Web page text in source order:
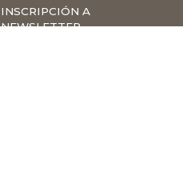
INSCRIPCIÓN A
NEWSLETTER